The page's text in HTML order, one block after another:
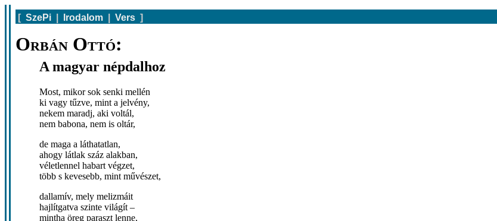
[ SzePi Irodalom Vers ]
Orbán Ottó:
A magyar népdalhoz
Most, mikor sok senki mellén
ki vagy tűzve, mint a jelvény,
nekem maradj, aki voltál,
nem babona, nem is oltár,
de maga a láthatatlan,
ahogy látlak száz alakban,
véletlennel habart végzet,
több s kevesebb, mint művészet,
dallamív, mely melizmáit
hajlítgatva szinte világít –
mintha öreg paraszt lenne,